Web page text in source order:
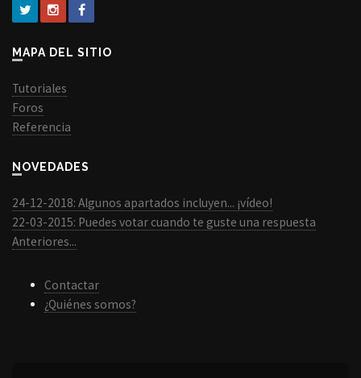
MAPA DEL SITIO
Tutoriales
Foros
Referencia
NOVEDADES
24-12-2018: Algunos apartados incluyen... ¡vídeo!
22-03-2015: Puedes votar cuando te guste una respuesta
Anteriores...
Contactar
¿Quiénes somos?